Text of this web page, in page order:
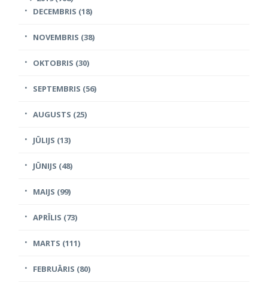
DECEMBRIS (18)
NOVEMBRIS (38)
OKTOBRIS (30)
SEPTEMBRIS (56)
AUGUSTS (25)
JŪLIJS (13)
JŪNIJS (48)
MAIJS (99)
APRĪLIS (73)
MARTS (111)
FEBRUĀRIS (80)